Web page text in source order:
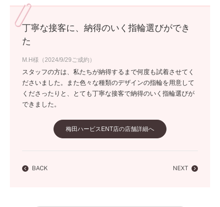
丁寧な接客に、納得のいく指輪選びができ
た
M.H様（2024/9/29ご成約）
スタッフの方は、私たちが納得するまで何度も試着させてく
ださいました。また色々な種類のデザインの指輪を用意して
くださったりと、とても丁寧な接客で納得のいく指輪選びが
できました。
梅田ハービスENT店の店舗詳細へ
BACK NEXT